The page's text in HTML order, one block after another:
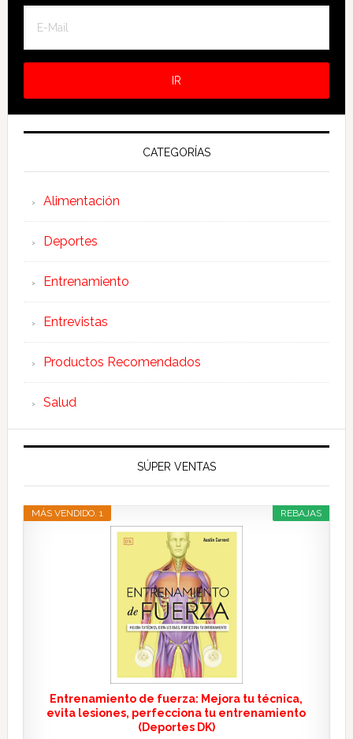
CATEGORÍAS
Alimentación
Deportes
Entrenamiento
Entrevistas
Productos Recomendados
Salud
SÚPER VENTAS
REBAJAS
MÁS VENDIDO. 1
Entrenamiento de fuerza: Mejora tu técnica,
evita lesiones, perfecciona tu entrenamiento
(Deportes DK)